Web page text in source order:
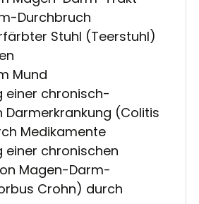
Durchbruch
Stuhl (Teerstuhl)
Mund
einer chronisch-
Darmerkrankung (Colitis
Medikamente
einer chronischen
Magen-Darm-
Crohn) durch